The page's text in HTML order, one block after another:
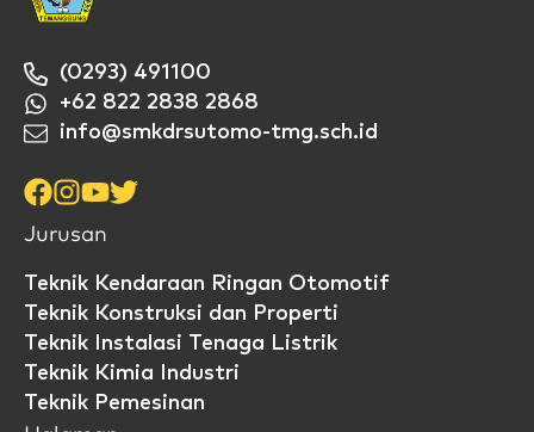
(0293) 491100
+62 822 2838 2868
info@smkdrsutomo-tmg.sch.id
Jurusan
Teknik Kendaraan Ringan Otomotif
Teknik Konstruksi dan Properti
Teknik Instalasi Tenaga Listrik
Teknik Kimia Industri
Teknik Pemesinan